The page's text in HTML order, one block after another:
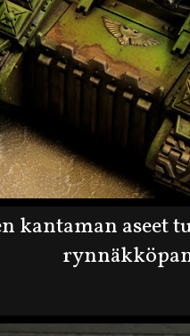
kantaman aseet